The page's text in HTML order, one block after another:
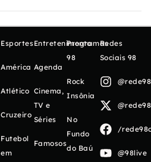
Esportes
América
Atlético
Cruzeiro
Futebol
em
Entretenimento
Agenda
Cinema,
TV e
Séries
Famosos
Programas
98
Rock
Insônia
No
Fundo
do Baú
Redes
Sociais 98
/
@98live